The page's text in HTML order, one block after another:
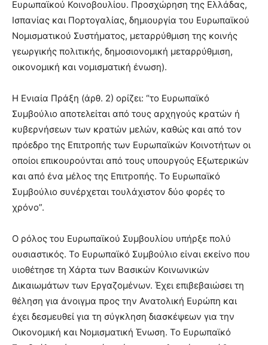
Ευρωπαϊκού Κοινοβουλίου. Προσχώρηση της Ελλάδας,
Ισπανίας και Πορτογαλίας, δημιουργία του Ευρωπαϊκού
Νομισματικού Συστήματος, μεταρρύθμιση της κοινής
γεωργικής πολιτικής, δημοσιονομική μεταρρύθμιση,
οικονομική και νομισματική ένωση).
Η Ενιαία Πράξη (άρθ. 2) ορίζει: “το Ευρωπαϊκό
Συμβούλιο αποτελείται από τους αρχηγούς κρατών ή
κυβερνήσεων των κρατών μελών, καθώς και από τον
πρόεδρο της Επιτροπής των Ευρωπαϊκών Κοινοτήτων οι
οποίοι επικουρούνται από τους υπουργούς Εξωτερικών
και από ένα μέλος της Επιτροπής. Το Ευρωπαϊκό
Συμβούλιο συνέρχεται τουλάχιστον δύο φορές το
χρόνο”.
Ο ρόλος του Ευρωπαϊκού Συμβουλίου υπήρξε πολύ
ουσιαστικός. Το Ευρωπαϊκό Συμβούλιο είναι εκείνο που
υιοθέτησε τη Χάρτα των Βασικών Κοινωνικών
Δικαιωμάτων των Εργαζομένων. Έχει επιβεβαιώσει τη
θέληση για άνοιγμα προς την Ανατολική Ευρώπη και
έχει δεσμευθεί για τη σύγκληση διασκέψεων για την
Οικονομική και Νομισματική Ένωση. Το Ευρωπαϊκό